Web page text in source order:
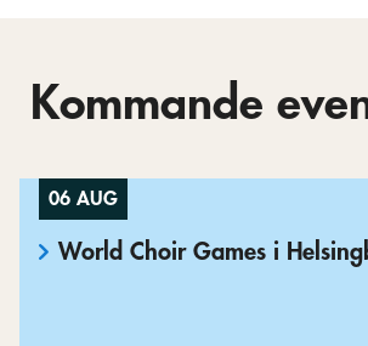
Kommande
06 AUG
World Choir Games i